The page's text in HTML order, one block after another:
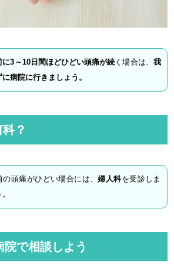
に3～10日間ほどひどい頭痛が続 く場合は、 我
病院に行きましょう。
？
の頭痛がひどい場合には、婦人科を受診しま
で相談しよう